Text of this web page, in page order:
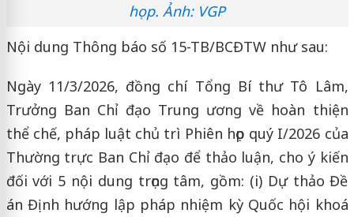
họp. Ảnh: VGP
Nội dung Thông báo số 15-TB/BCĐTW như sau:
Ngày 11/3/2026, đồng chí Tổng Bí thư Tô Lâm,
Trưởng Ban Chỉ đạo Trung ương về hoàn thiện
thể chế, pháp luật chủ trì Phiên họp quý I/2026 của
Thường trực Ban Chỉ đạo để thảo luận, cho ý kiến
đối với 5 nội dung trọng tâm, gồm: (i) Dự thảo Đề
án Định hướng lập pháp nhiệm kỳ Quốc hội khoá